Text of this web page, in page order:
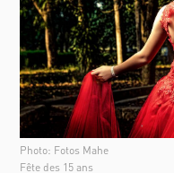
Photo: Fotos Mahe
Fête des 15 ans